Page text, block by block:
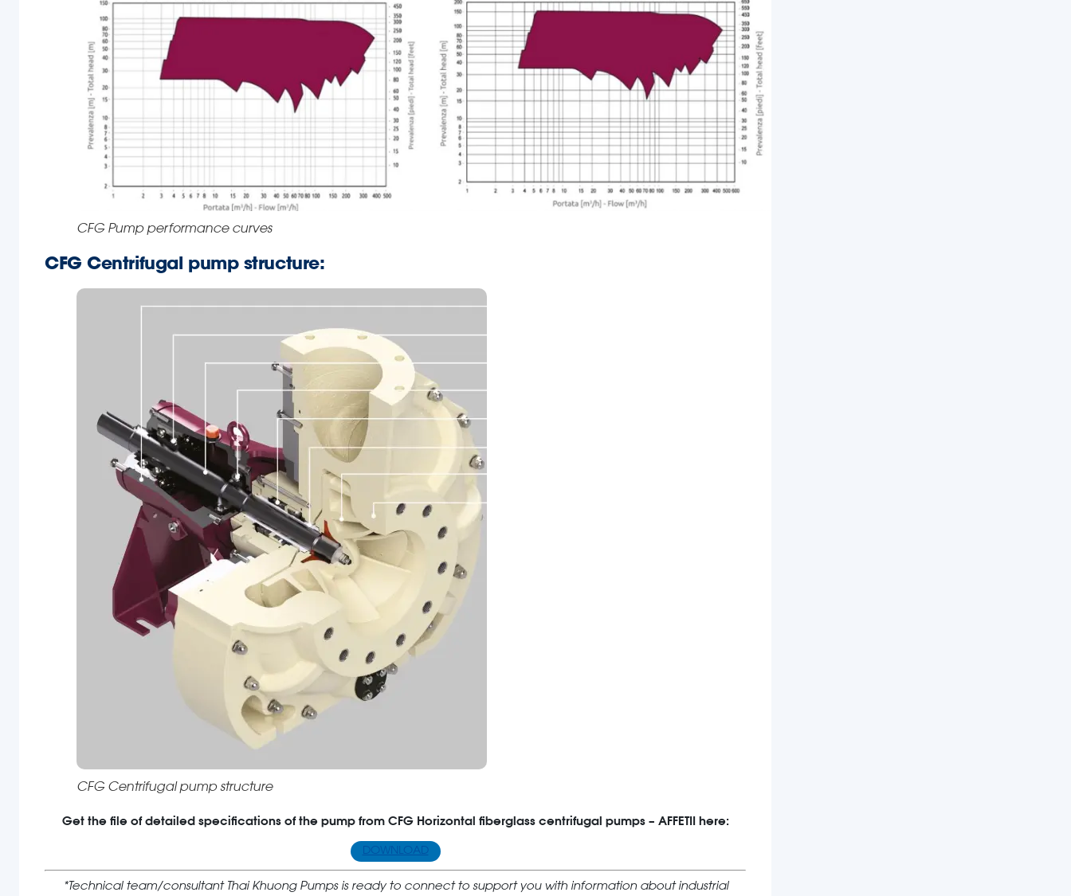
CFG Pump performance curves
CFG Centrifugal pump structure:
CFG Centrifugal pump structure
Get the file of detailed specifications of the pump from CFG Horizontal fiberglass centrifugal pumps – AFFETII here:
DOWNLOAD
*Technical team/consultant Thai Khuong Pumps is ready to connect to support you with information about industrial